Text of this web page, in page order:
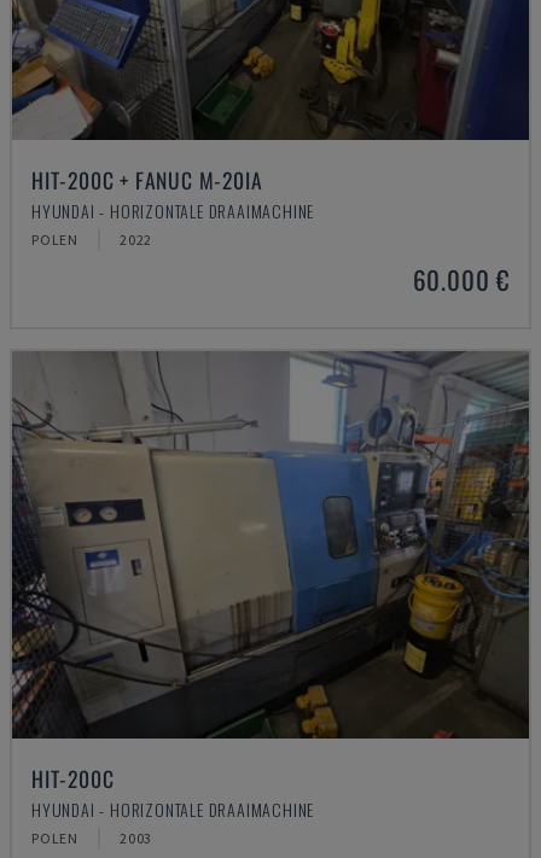
HIT-200C + FANUC M-20IA
HYUNDAI - HORIZONTALE DRAAIMACHINE
POLEN 2022
60.000 €
HIT-200C
HYUNDAI - HORIZONTALE DRAAIMACHINE
POLEN 2003